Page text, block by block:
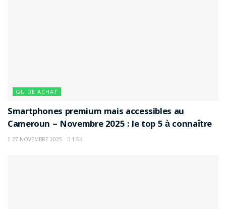
GUIDE ACHAT
Smartphones premium mais accessibles au
Cameroun – Novembre 2025 : le top 5 à connaître
27 NOVEMBRE 2025 1.5K